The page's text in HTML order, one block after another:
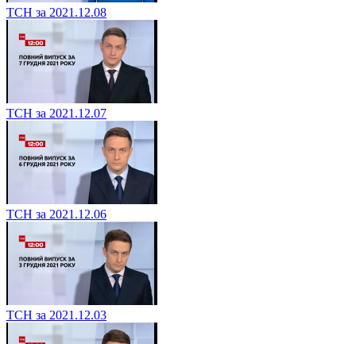
ТСН за 2021.12.08
ТСН за 2021.12.07
ТСН за 2021.12.06
ТСН за 2021.12.03